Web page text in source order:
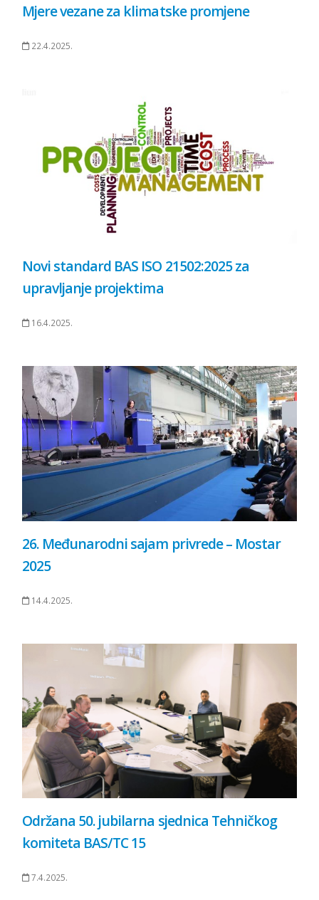
Mjere vezane za klimatske promjene
22.4.2025.
Novi standard BAS ISO 21502:2025 za
upravljanje projektima
16.4.2025.
26. Međunarodni sajam privrede – Mostar
2025
14.4.2025.
Održana 50. jubilarna sjednica Tehničkog
komiteta BAS/TC 15
7.4.2025.